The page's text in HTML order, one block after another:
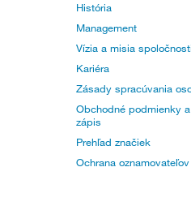
História
Management
Vízia a misia spoločnosti
Kariéra
Zásady spracúvania
Obchodné podmienky
zápis
Prehľad značiek
Ochrana oznamovateľov